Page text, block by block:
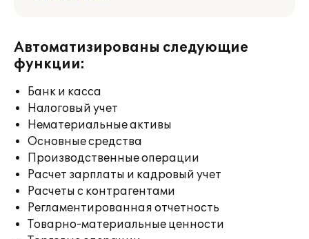
Автоматизированы следующие
функции:
Банк и касса
Налоговый учет
Нематериальные активы
Основные средства
Производственные операции
Расчет зарплаты и кадровый учет
Расчеты с контрагентами
Регламентированная отчетность
Товарно-материальные ценности